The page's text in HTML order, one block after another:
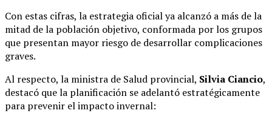
Con estas cifras, la estrategia oficial ya alcanzó a más de la
mitad de la población objetivo, conformada por los grupos
que presentan mayor riesgo de desarrollar complicaciones
graves.
Al respecto, la ministra de Salud provincial, Silvia Ciancio,
destacó que la planificación se adelantó estratégicamente
para prevenir el impacto invernal: